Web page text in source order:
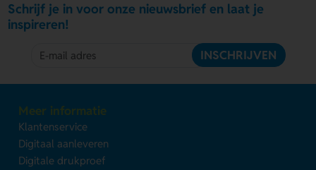
Schrijf je in voor onze nieuwsbrief en laat je
inspireren!
INSCHRIJVEN
Meer informatie
Klantenservice
Digitaal aanleveren
Digitale drukproef